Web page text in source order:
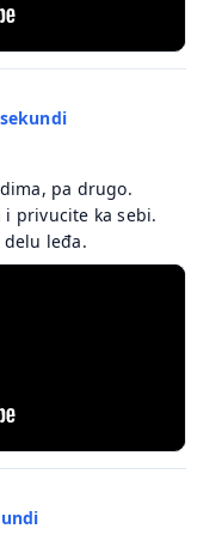
pa drugo.
privucite ka sebi.
leđa.